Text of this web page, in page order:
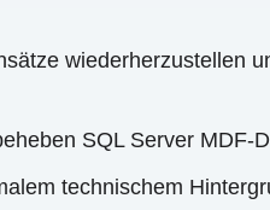
wiederherzustellen
SQL Server MDF-
technischem